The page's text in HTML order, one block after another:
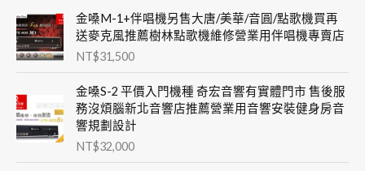
金嗓M-1+伴唱機另售大唐/美華/音圓/點歌機買再
送麥克風推薦樹林點歌機維修營業用伴唱機專賣店
NT$31,500
金嗓S-2 平價入門機種 奇宏音響有實體門市 售後服
務沒煩腦新北音響店推薦營業用音響安裝健身房音
響規劃設計
NT$32,000